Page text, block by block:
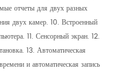
отчеты для двух разных
двух камер. 10. Встроенный
11. Сенсорный экран. 12.
13. Автоматическая
и автоматическая запись